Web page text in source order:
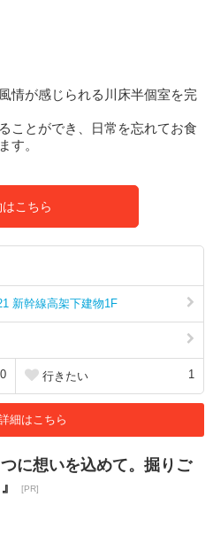
情が感じられる川床半個室を完
ことができ、日常を忘れてお食
す。
こちら
新幹線高架下建物1F
0 行きたい 1
細はこちら
に想いを込めて。掘りご
[PR]